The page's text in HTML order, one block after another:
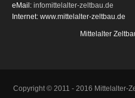
eMail: infomittelalter-zeltbau.de
Internet: www.mittelalter-zeltbau.de
Mittelalter
Copyright © 2011 - 2016 Mittelalter-